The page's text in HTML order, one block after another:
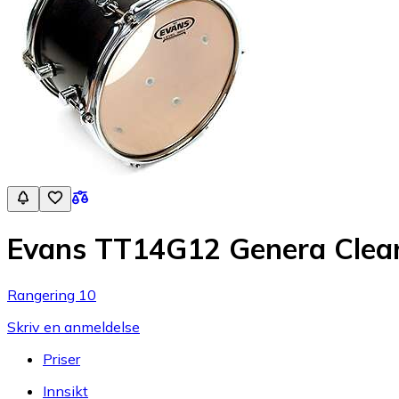
Evans TT14G12 Genera
Rangering 10
Skriv en anmeldelse
Priser
Innsikt